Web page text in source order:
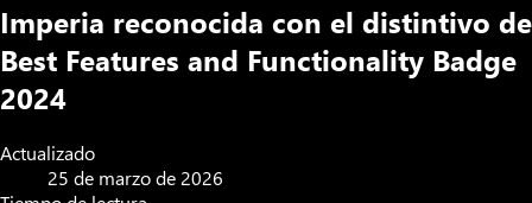
Imperia reconocida con el distintivo de
Best Features and Functionality Badge
2024
Actualizado
25 de marzo de 2026